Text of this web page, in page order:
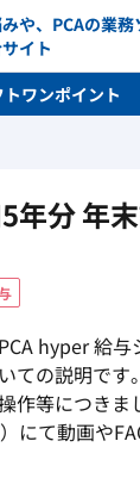
や、PCAの業
イト
トワンポイント
年分 年
hyper 給
ての説明です。
作等につき
）にて動画や